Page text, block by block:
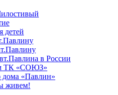
ДОМ "ПАВЛИН""
детей
в России
ТК «СОЮЗ»
дома «Павлин»
живем!